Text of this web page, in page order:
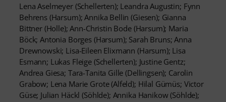
Lena Aselmeyer (Schellerten); Leandra Augustin; Fynn
Behrens (Harsum); Annika Bellin (Giesen); Gianna
Bittner (Holle); Ann-Christin Bode (Harsum); Maria
Böck; Antonia Borges (Harsum); Sarah Bruns; Anna
Drewnowski; Lisa-Eileen Elixmann (Harsum); Lisa
Esmann; Lukas Fleige (Schellerten); Justine Gentz;
Andrea Giesa; Tara-Tanita Gille (Dellingsen); Carolin
Grabow; Lena Marie Grote (Alfeld); Hilal Gümüs; Victor
Güse; Julian Häckl (Söhlde); Annika Hanikow (Söhlde);